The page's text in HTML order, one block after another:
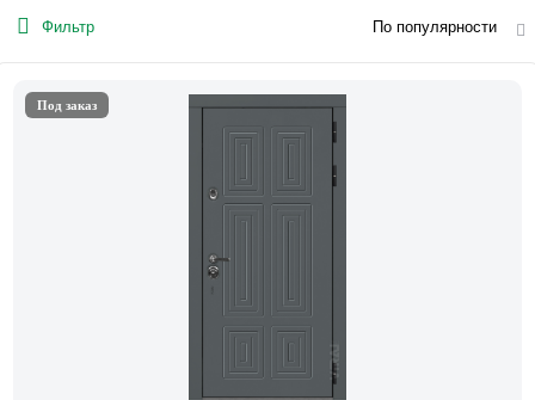
Фильтр По популярности
Под заказ